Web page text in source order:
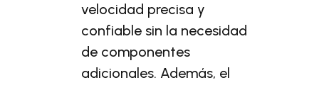
velocidad precisa y
confiable sin la necesidad
de componentes
adicionales. Además, el